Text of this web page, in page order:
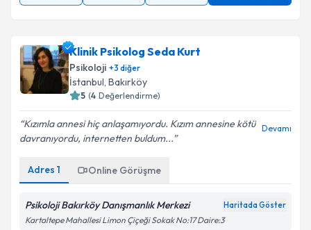
Klinik Psikolog Seda Kurt
Psikoloji +3 diğer
İstanbul, Bakırköy
5 (4 Değerlendirme)
Kızımla annesi hiç anlaşamıyordu. Kızım annesine kötü
davranıyordu, internetten buldum...
Devamı
Adres 1 Online Görüşme
Psikoloji Bakırköy Danışmanlık Merkezi Haritada Göster
Kartaltepe Mahallesi Limon Çiçeği Sokak No:17 Daire:3